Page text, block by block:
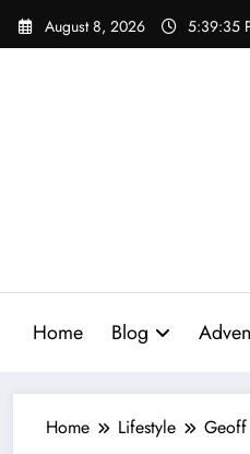
Skip
August 8, 2026 5:39:37
Home Blog
Home Lifestyle Geoff